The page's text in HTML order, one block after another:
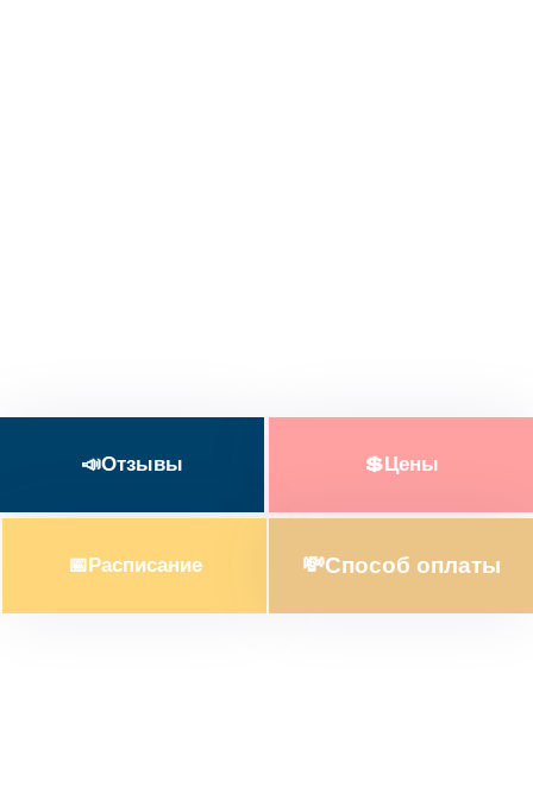
отправиться в путешествие с нашими
📣Отзывы 💲Цены
📅Расписание 💸Способ оплаты